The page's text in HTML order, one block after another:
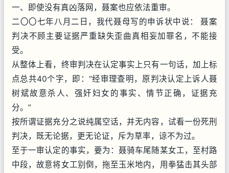
一、即使没有真凶落网，聂案也应依法重审。
二〇〇七年八月二日，我代聂母写的申诉状中说： 聂案
判决不顾主要证据严重缺失歪曲真相妄加罪名，不能接
受。
从整体上看，终审判决在认定事实上只有一句话，加上标
点总共40个字，即：“经审理查明，原判决认定上诉人聂
树斌故意杀人、强奸妇女的事实、情节正确，证据充
分。”
按所谓证据充分之说纯属空话，并无内容，试看一份死刑
判决，既无论据，更无论证，斥为草率，谅不为过。
至于一审认定的事实，要为：聂骑车尾随某女工，至村路
中段，故意将女工别倒，拖至玉米地内，用拳猛击其头部